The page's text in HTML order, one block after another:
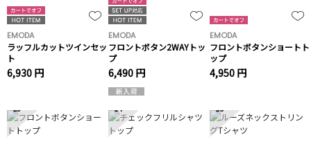
EMODA
ラッフルカットツインセッ
ト
6,930 円
EMODA
フロントボタン2WAYトッ
プ
6,490 円
EMODA
フロントボタンショートト
ップ
4,950 円
13 14 15